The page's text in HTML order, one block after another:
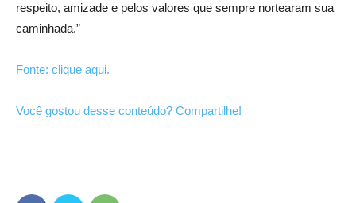
respeito, amizade e pelos valores que sempre nortearam sua
caminhada.”
Fonte: clique aqui.
Você gostou desse conteúdo? Compartilhe!